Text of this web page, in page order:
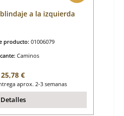
a la izquierda
producto: 01006079
Caminos
Precio normal:
25,78 €
aprox. 2-3 semanas
Detalles